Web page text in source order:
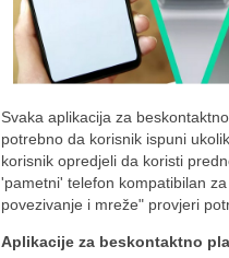
Svaka aplikacija za
potrebno da korisnik ispuni
korisnik opredjeli da koristi
'pametni' telefon kompatibilan
povezivanje i mreže" provjeri
Aplikacije za beskontaktno